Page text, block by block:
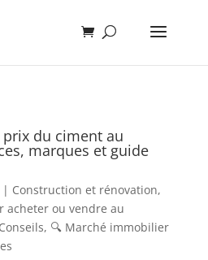
du ciment au
marques et guide
Construction et rénovation,
acheter ou vendre au
, 🔍 Marché immobilier